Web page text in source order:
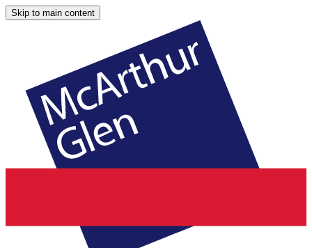
Skip to main content